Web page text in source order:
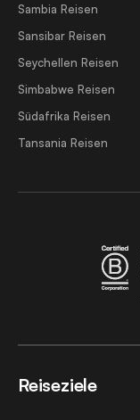
Sambia Reisen
Sansibar Reisen
Seychellen Reisen
Simbabwe Reisen
Südafrika Reisen
Tansania Reisen
Reiseziele